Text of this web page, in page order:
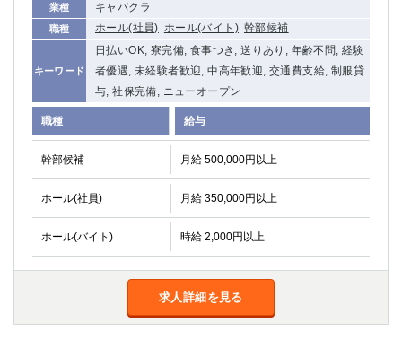
業種 キャバクラ
職種 ホール(社員) ホール(バイト) 幹部候補
キーワード
日払いOK, 寮完備, 食事つき, 送りあり, 年齢不問, 経験
者優遇, 未経験者歓迎, 中高年歓迎, 交通費支給, 制服貸
与, 社保完備, ニューオープン
職種 給与
幹部候補 月給 500,000円以上
ホール(社員) 月給 350,000円以上
ホール(バイト) 時給 2,000円以上
求人詳細を見る
関内
川崎
溝の口
新横浜
武蔵小杉
橋本
小田原
横浜・桜木町
関内・馬車道・日ノ出町
戸塚
たまプラーザ
大船
相模原
厚木
横須賀
桜木町